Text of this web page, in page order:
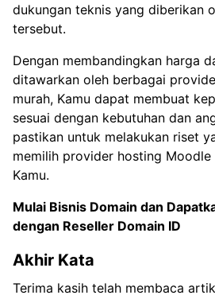
dukungan teknis yang diberikan
tersebut.
Dengan membandingkan harga
ditawarkan oleh berbagai
murah, Kamu dapat membuat
sesuai dengan kebutuhan dan
pastikan untuk melakukan riset
memilih provider hosting
Kamu.
Mulai Bisnis Domain dan
dengan Reseller Domain ID
Akhir Kata
Terima kasih telah membaca